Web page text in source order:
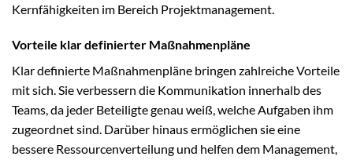
Kernfähigkeiten im Bereich Projektmanagement.
Vorteile klar definierter Maßnahmenpläne
Klar definierte Maßnahmenpläne bringen zahlreiche Vorteile
mit sich. Sie verbessern die Kommunikation innerhalb des
Teams, da jeder Beteiligte genau weiß, welche Aufgaben ihm
zugeordnet sind. Darüber hinaus ermöglichen sie eine
bessere Ressourcenverteilung und helfen dem Management,